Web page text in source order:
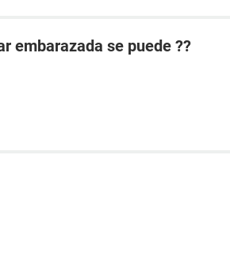
embarazada se puede ??